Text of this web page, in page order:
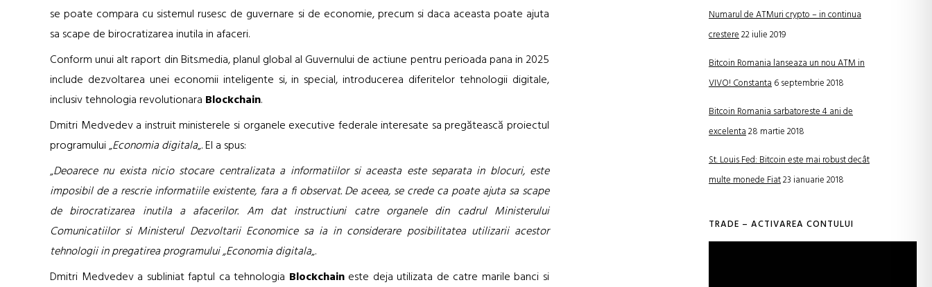
se poate compara cu sistemul rusesc de guvernare si de economie, precum si daca aceasta poate ajuta
sa scape de birocratizarea inutila in afaceri.
Conform unui alt raport din Bits.media, planul global al Guvernului de actiune pentru perioada pana in 2025
include dezvoltarea unei economii inteligente si, in special, introducerea diferitelor tehnologii digitale,
inclusiv tehnologia revolutionara Blockchain.
Dmitri Medvedev a instruit ministerele si organele executive federale interesate sa pregătească proiectul
programului „Economia digitala„. El a spus:
„Deoarece nu exista nicio stocare centralizata a informatiilor si aceasta este separata in blocuri, este
imposibil de a rescrie informatiile existente, fara a fi observat. De aceea, se crede ca poate ajuta sa scape
de birocratizarea inutila a afacerilor. Am dat instructiuni catre organele din cadrul Ministerului
Comunicatiilor si Ministerul Dezvoltarii Economice sa ia in considerare posibilitatea utilizarii acestor
tehnologii in pregatirea programului „Economia digitala„.
Dmitri Medvedev a subliniat faptul ca tehnologia Blockchaineste deja utilizata de catre marile banci si
Numarul de ATMuri crypto – in continua
crestere22 iulie 2019
Bitcoin Romania lanseaza un nou ATM in
VIVO! Constanta6 septembrie 2018
Bitcoin Romania sarbatoreste 4 ani de
excelenta28 martie 2018
St. Louis Fed: Bitcoin este mai robust decât
multe monede Fiat23 ianuarie 2018
TRADE – ACTIVAREA CONTULUI